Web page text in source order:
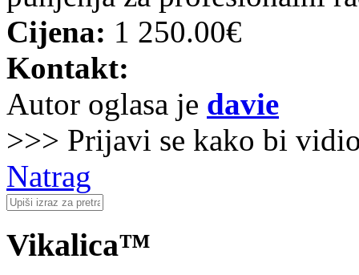
Cijena: 1 250.00€
Kontakt:
Autor oglasa je davie
>>> Prijavi se kako bi
Natrag
Vikalica™